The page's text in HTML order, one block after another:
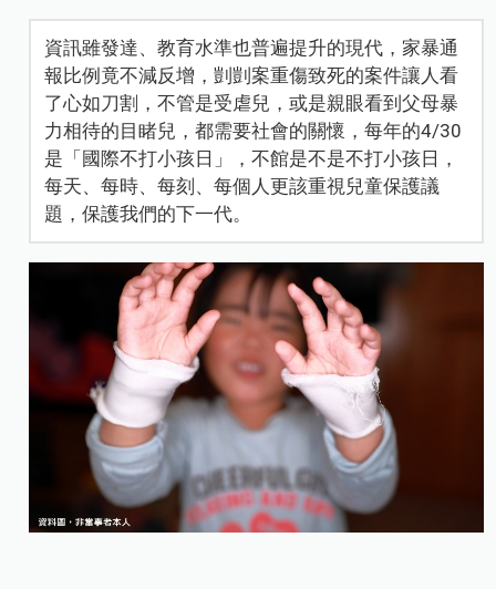
資訊雖發達、教育水準也普遍提升的現代，家暴通
報比例竟不減反增，剴剴案重傷致死的案件讓人看
了心如刀割，不管是受虐兒，或是親眼看到父母暴
力相待的目睹兒，都需要社會的關懷，每年的4/30
是「國際不打小孩日」，不館是不是不打小孩日，
每天、每時、每刻、每個人更該重視兒童保護議
題，保護我們的下一代。